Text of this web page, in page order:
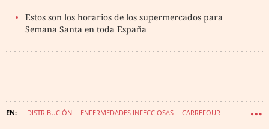
Estos son los horarios de los supermercados para
Semana Santa en toda España
DISTRIBUCIÓN ENFERMEDADES INFECCIOSAS CARREFOUR